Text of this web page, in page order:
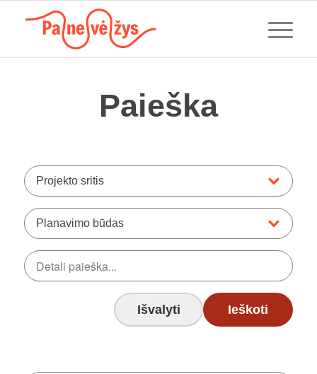
Paieška
Projekto sritis
Planavimo būdas
Išvalyti Ieškoti